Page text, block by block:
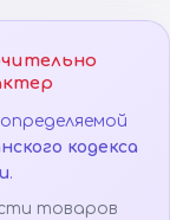
кодекса
.
товаров